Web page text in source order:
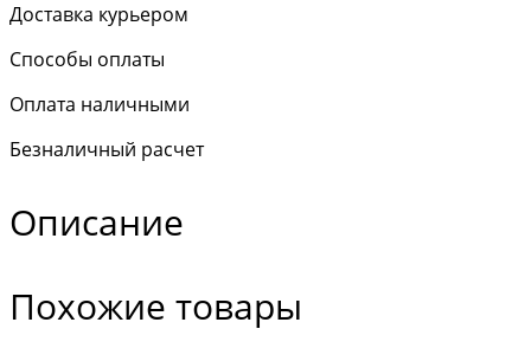
Доставка курьером
Способы оплаты
Оплата наличными
Безналичный расчет
Описание
Похожие товары